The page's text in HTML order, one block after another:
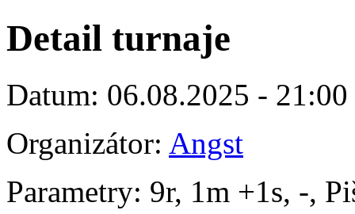
Detail turnaje
Datum: 06.08.2025 - 21:00
Organizátor: Angst
Parametry: 9r, 1m +1s, -,